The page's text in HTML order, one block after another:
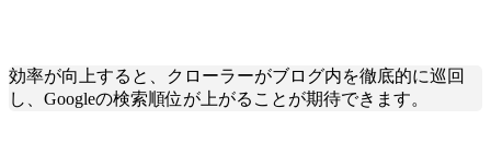
効率が向上すると、クローラーがブログ内を徹底的に巡回
し、Googleの検索順位が上がることが期待できます。